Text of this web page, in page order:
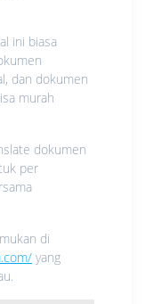
ini biasa
dan dokumen
murah
dokumen
per
di
yang